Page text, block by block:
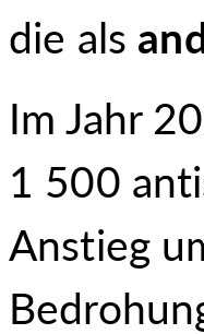
die als
Im Jahr
1 500
Anstieg